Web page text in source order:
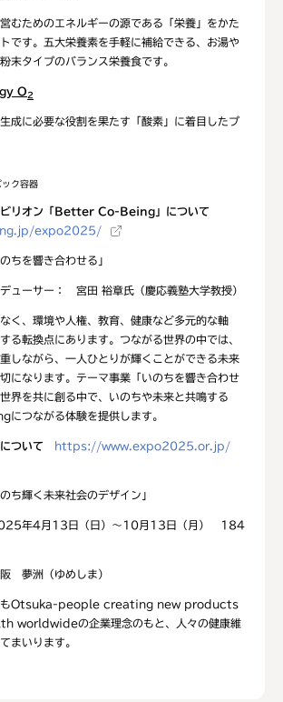
むためのエネルギーの源である「栄養」をかた
です。五大栄養素を手軽に補給できる、お湯や
末タイプのバランス栄養食です。
O 2
成に必要な役割を果たす「酸素」に着目したプ
ック容器
リオン「 Better Co-Being 」について
expo2025/
ちを響き合わせる」
デューサー： 宮田 裕章氏（慶応義塾大学教授）
く、環境や人権、教育、健康など多元的な軸
る転換点にあります。つながる世界の中では、
しながら、一人ひとりが輝くことができる未来
になります。テーマ事業「いのちを響き合わせ
界を共に創る中で、いのちや未来と共鳴する
つながる体験を提供します。
について https://www.expo2025.or.jp/
ち輝く未来社会のデザイン」
年4月13日（日）～10月13日（月） 184
夢洲（ゆめしま）
もOtsuka-people creating new products
の企業理念のもと、人々の健康維
まいります。